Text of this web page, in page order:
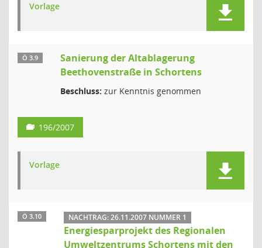
Vorlage
Ö 3.9
Sanierung der Altablagerung
Beethovenstraße in Schortens
Beschluss: zur Kenntnis genommen
196/2007
Vorlage
Ö 3.10 NACHTRAG: 26.11.2007 NUMMER 1
Energiesparprojekt des Regionalen
Umweltzentrums Schortens mit den